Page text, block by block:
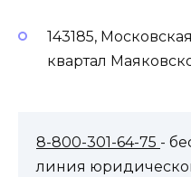
143185,
квартал
8-800-301-64-75 -
линия